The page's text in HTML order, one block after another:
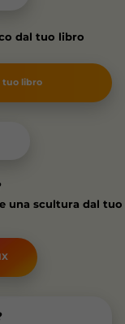
dal tuo libro
tuo libro
una scultura dal tuo